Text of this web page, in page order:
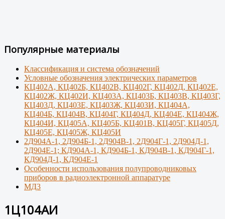
Популярные материалы
Классификация и система обозначений
Условные обозначения электрических параметров
КЦ402А, КЦ402Б, КЦ402В, КЦ402Г, КЦ402Д, КЦ402Е,
КЦ402Ж, КЦ402И, КЦ403А, КЦ403Б, КЦ403В, КЦ403Г,
КЦ403Д, КЦ403Е, КЦ403Ж, КЦ403И, КЦ404А,
КЦ404Б, КЦ404В, КЦ404Г, КЦ404Д, КЦ404Е, КЦ404Ж,
КЦ404И, КЦ405А, КЦ405Б, КЦ401В, КЦ405Г, КЦ405Д,
КЦ405Е, КЦ405Ж, КЦ405И
2Д904А-1, 2Д904Б-1, 2Д904В-1, 2Д904Г-1, 2Д904Д-1,
2Д904Е-1; КД904А-1, КД904Б-1, КД904В-1, КД904Г-1,
КД904Д-1, КД904Е-1
Особенности использования полупроводниковых
приборов в радиоэлектронной аппаратуре
МД3
1Ц104АИ